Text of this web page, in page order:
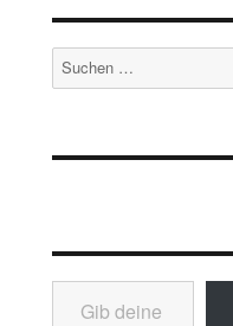
Suchen
nach:
Gib deine E-Mail-Adresse ein ...